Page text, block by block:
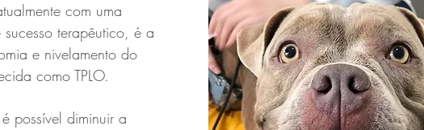
com uma
terapêutico, é a
e nivelamento do
como TPLO.
possível diminuir a